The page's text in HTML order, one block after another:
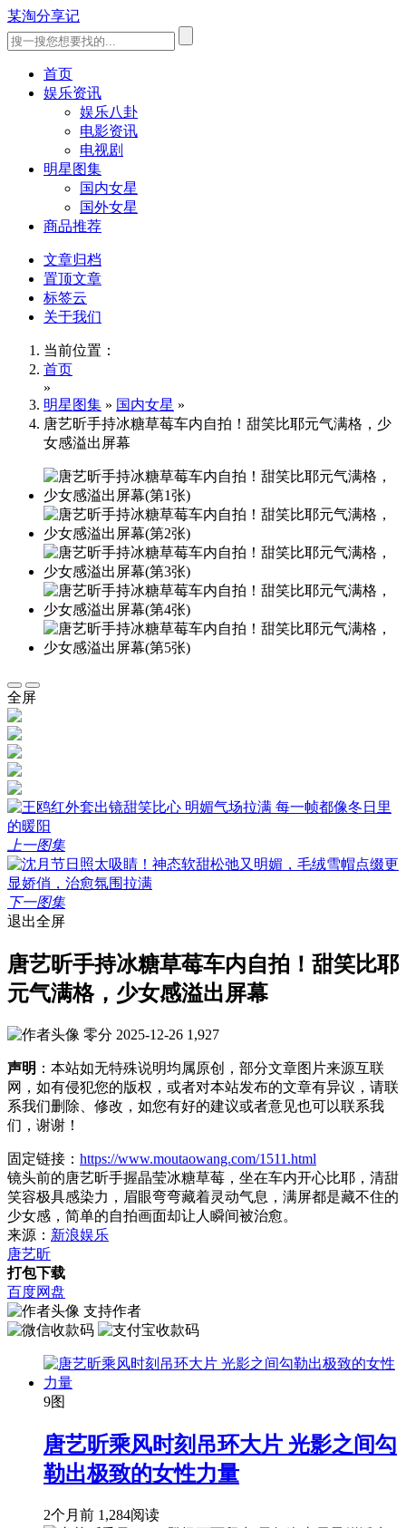
某淘分享记
首页
娱乐资讯
娱乐八卦
电影资讯
电视剧
明星图集
国内女星
国外女星
商品推荐
文章归档
置顶文章
标签云
关于我们
当前位置：
首页
»
明星图集 » 国内女星 »
唐艺昕手持冰糖草莓车内自拍！甜笑比耶元气满格，少
女感溢出屏幕
全屏
上一图集
下一图集
退出全屏
唐艺昕手持冰糖草莓车内自拍！甜笑比耶
元气满格，少女感溢出屏幕
零分 2025-12-26 1,927
声明 ：本站如无特殊说明均属原创，部分文章图片来源互联
网，如有侵犯您的版权，或者对本站发布的文章有异议，请联
系我们删除、修改，如您有好的建议或者意见也可以联系我
们，谢谢！
固定链接： https://www.moutaowang.com/1511.html
镜头前的唐艺昕手握晶莹冰糖草莓，坐在车内开心比耶，清甜
笑容极具感染力，眉眼弯弯藏着灵动气息，满屏都是藏不住的
少女感，简单的自拍画面却让人瞬间被治愈。
来源： 新浪娱乐
唐艺昕
打包下载
百度网盘
支持作者
9图
唐艺昕乘风时刻吊环大片 光影之间勾
勒出极致的女性力量
2个月前 1,284阅读